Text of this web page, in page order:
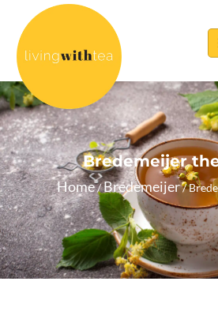
Bredemeijer
Home/Bredemeijer/